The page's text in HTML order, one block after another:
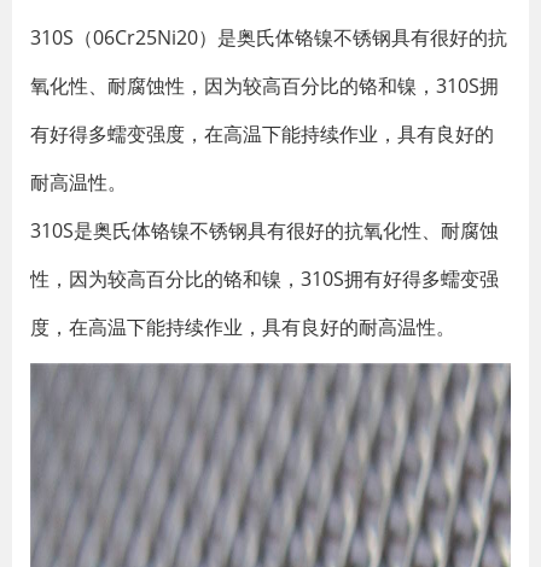
310S（06Cr25Ni20）是奥氏体铬镍不锈钢具有很好的抗
氧化性、耐腐蚀性，因为较高百分比的铬和镍，310S拥
有好得多蠕变强度，在高温下能持续作业，具有良好的
耐高温性。
310S是奥氏体铬镍不锈钢具有很好的抗氧化性、耐腐蚀
性，因为较高百分比的铬和镍，310S拥有好得多蠕变强
度，在高温下能持续作业，具有良好的耐高温性。